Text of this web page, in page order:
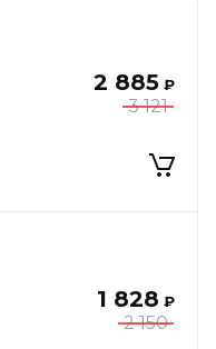
3 121
2 885 ₽
2 150
1 828 ₽